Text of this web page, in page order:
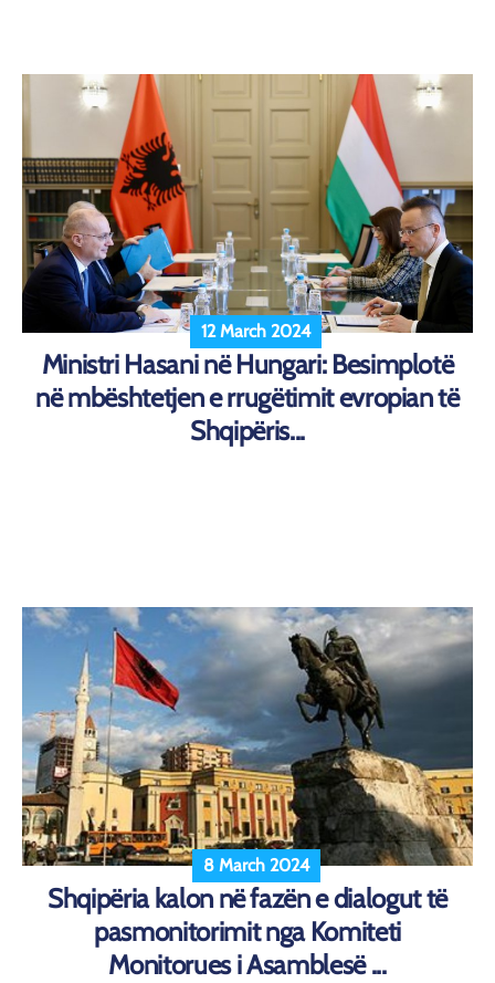
12 March 2024
Ministri Hasani në Hungari: Besimplotë
në mbështetjen e rrugëtimit evropian të
Shqipëris...
8 March 2024
Shqipëria kalon në fazën e dialogut të
pasmonitorimit nga Komiteti
Monitorues i Asamblesë ...